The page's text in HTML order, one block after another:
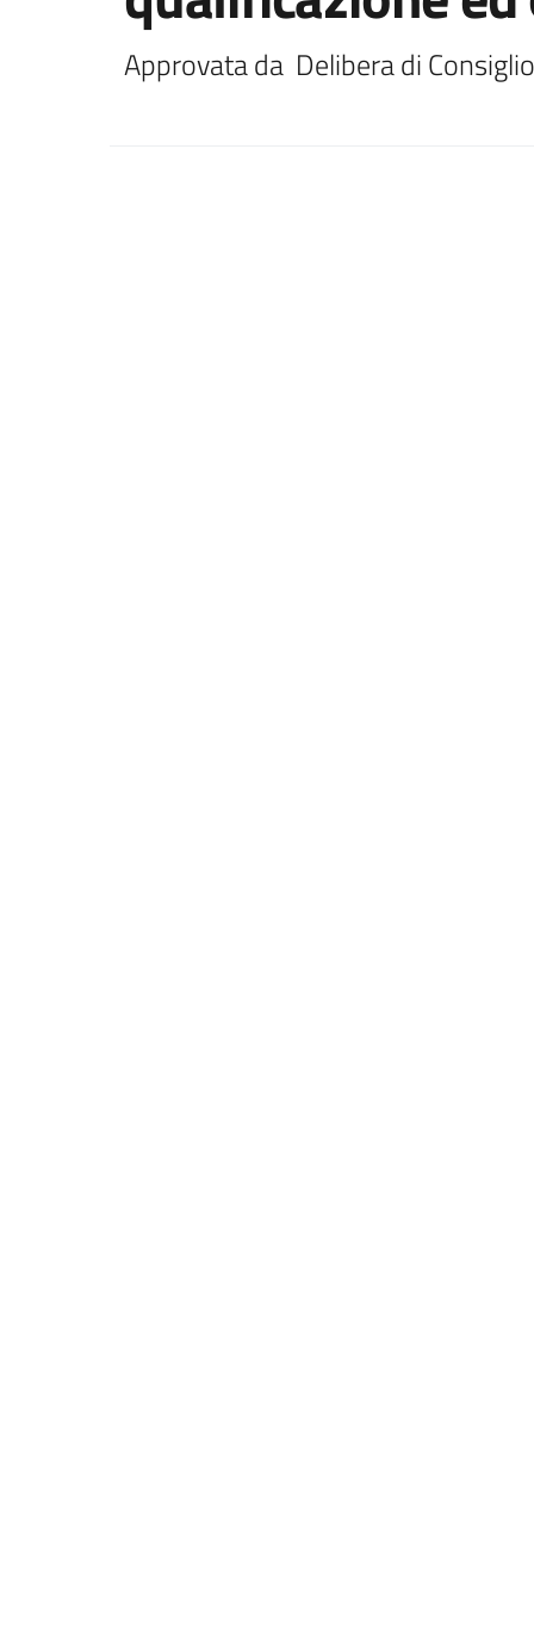
Approvata da  Delibera di